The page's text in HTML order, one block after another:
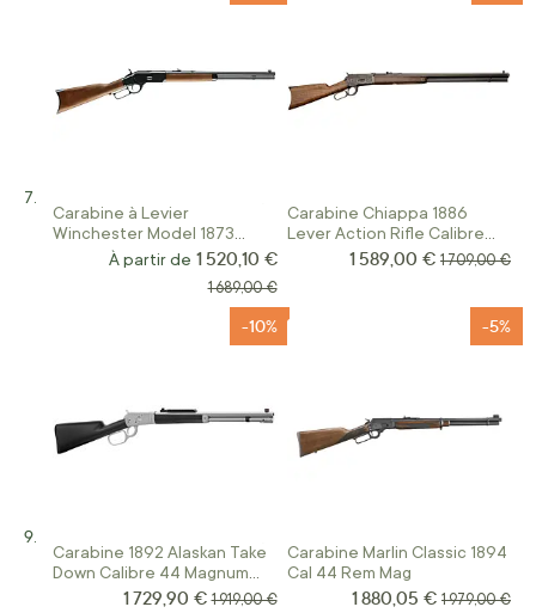
Carabine à Levier
Winchester Model 1873
Short RifleÀ partir de 1 520,10 €
Prix normal
1 689,00 €
Carabine Chiappa 1886
Lever Action Rifle Calibre
Prix Spécial
1 589,00 € Prix normal
1 709,00 €
Carabine 1892 Alaskan Take
Down Calibre 44 Magnum
Canon octogonal
-10%
Prix Spécial
1 729,90 € Prix normal
1 919,00 €
Carabine Marlin Classic 1894
Cal 44 Rem Mag
-5%
Prix Spécial
1 880,05 € Prix normal
1 979,00 €